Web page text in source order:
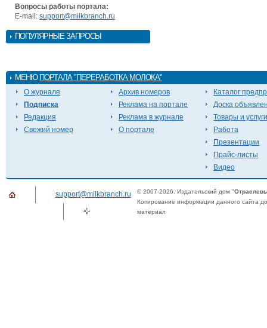
Вопросы работы портала:
E-mail: support@milkbranch.ru
ПОПУЛЯРНЫЕ ЗАПРОСЫ
МЕНЮ ПОРТАЛА "ПЕРЕРАБОТКА МОЛОКА"
О журнале
Подписка
Редакция
Свежий номер
Архив номеров
Реклама на портале
Реклама в журнале
О портале
Каталог
Доска
Товары и услуги
Работа
Презентации
Прайс-листы
Видео
support@milkbranch.ru © 2007-2026. Издательский дом "
Копирование информации данного сайта
материал